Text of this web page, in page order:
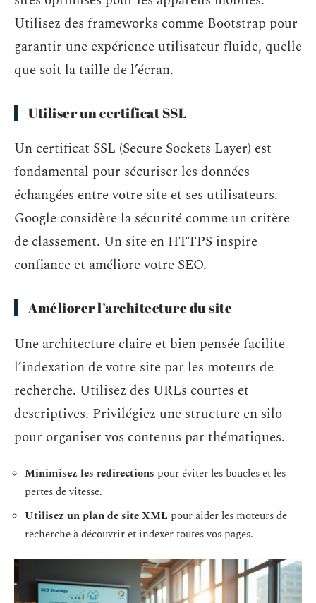
Utilisez des frameworks comme Bootstrap pour
garantir une expérience utilisateur fluide, quelle
que soit la taille de l’écran.
Utiliser un certificat SSL
Un certificat SSL (Secure Sockets Layer) est
fondamental pour sécuriser les données
échangées entre votre site et ses utilisateurs.
Google considère la sécurité comme un critère
de classement. Un site en HTTPS inspire
confiance et améliore votre SEO.
Améliorer l’architecture du site
Une architecture claire et bien pensée facilite
l’indexation de votre site par les moteurs de
recherche. Utilisez des URLs courtes et
descriptives. Privilégiez une structure en silo
pour organiser vos contenus par thématiques.
Minimisez les redirections pour éviter les boucles et les
pertes de vitesse.
Utilisez un plan de site XML pour aider les moteurs de
recherche à découvrir et indexer toutes vos pages.